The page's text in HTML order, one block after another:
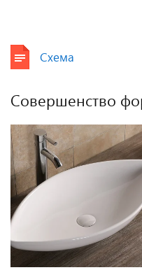
Схема
Совершенство